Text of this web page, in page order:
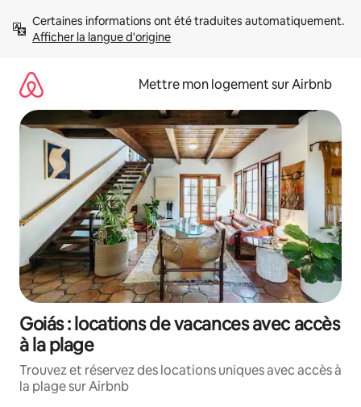
directement
Afficher la langue d'origine
Mettre mon logement sur Airbnb
Goiás : locations de vacances avec accès
à la plage
Trouvez et réservez des locations uniques avec accès à
la plage sur Airbnb